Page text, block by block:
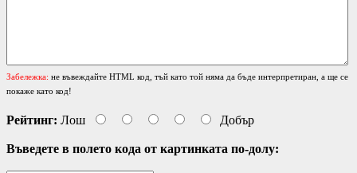
Забележка: не въвеждайте HTML код, тъй като той няма да бъде интерпретиран, а ще се
покаже като код!
Рейтинг: Лош Добър
Въведете в полето кода от картинката по-долу: